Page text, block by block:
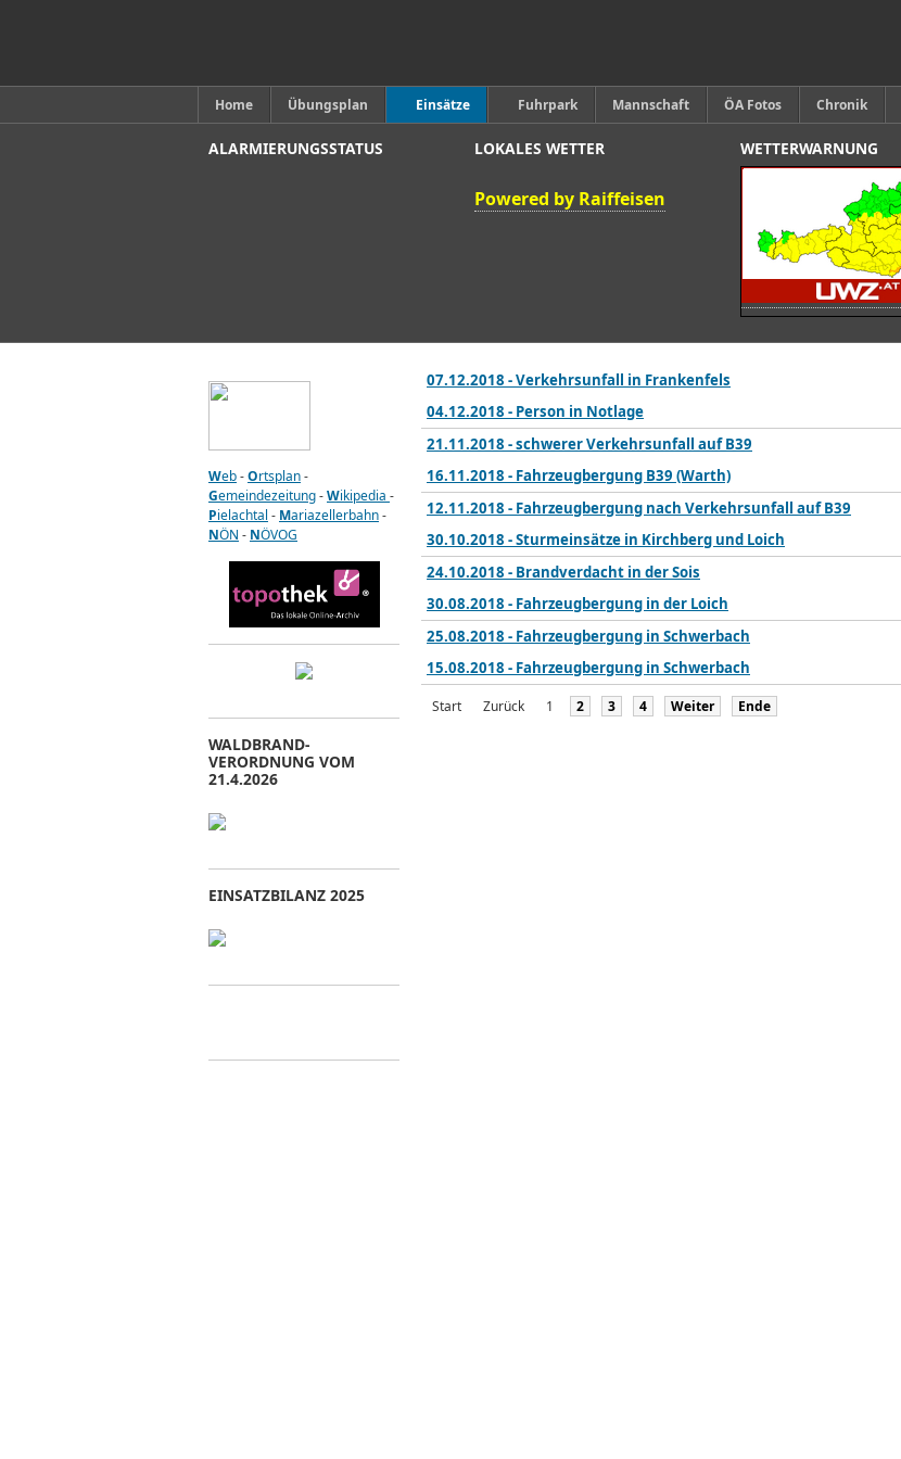
Home Übungsplan Einsätze Fuhrpark Mannschaft ÖA Fotos Chronik
ALARMIERUNGSSTATUS LOKALES WETTER
Powered by Raiffeisen
WETTERWARNUNG
07.12.2018 - Verkehrsunfall in Frankenfels
04.12.2018 - Person in Notlage
21.11.2018 - schwerer Verkehrsunfall auf B39
16.11.2018 - Fahrzeugbergung B39 (Warth)
12.11.2018 - Fahrzeugbergung nach Verkehrsunfall auf B39
30.10.2018 - Sturmeinsätze in Kirchberg und Loich
24.10.2018 - Brandverdacht in der Sois
30.08.2018 - Fahrzeugbergung in der Loich
25.08.2018 - Fahrzeugbergung in Schwerbach
15.08.2018 - Fahrzeugbergung in Schwerbach
Start Zurück 1 2 3 4 Weiter Ende
Web-Ortsplan-
Gemeindezeitung-Wikipedia -
Pielachtal - Mariazellerbahn-
NÖN - NÖVOG
WALDBRAND-
VERORDNUNG VOM
21.4.2026
EINSATZBILANZ 2025